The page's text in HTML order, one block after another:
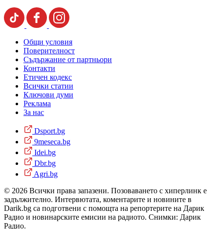
Общи условия
Поверителност
Съдържание от партньори
Контакти
Етичен кодекс
Всички статии
Ключови думи
Реклама
За нас
Dsport.bg
9meseca.bg
Idei.bg
Dbr.bg
Agri.bg
© 2026 Всички права запазени. Позоваването с хиперлинк е
задължително. Интервютата, коментарите и новините в
Darik.bg са подготвени с помощта на репортерите на Дарик
Радио и новинарските емисии на радиото. Снимки: Дарик
Радио.